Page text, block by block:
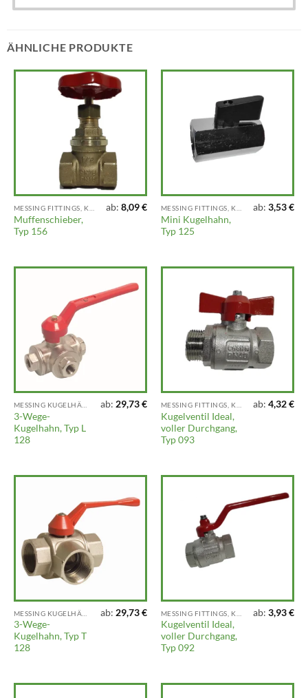
ÄHNLICHE PRODUKTE
Muffenschieber,
Typ 156
ab:8,09€
Mini Kugelhahn,
Typ 125
ab:3,53€
3-Wege-
Kugelhahn, Typ L
128
ab: 29,73€
Kugelventil Ideal,
voller Durchgang,
Typ 093
ab:4,32€
3-Wege-
Kugelhahn, Typ T
128
ab: 29,73€
Kugelventil Ideal,
voller Durchgang,
Typ 092
ab:3,93€